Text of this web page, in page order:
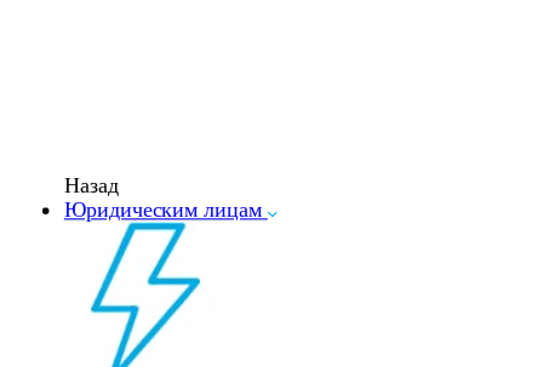
Назад
Юридическим лицам